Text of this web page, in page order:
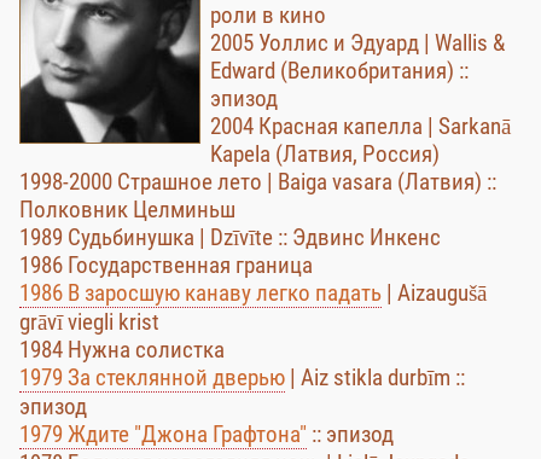
роли в кино
2005 Уоллис и Эдуард | Wallis &
Edward (Великобритания) ::
эпизод
2004 Красная капелла | Sarkanā
Kapela (Латвия, Россия)
1998-2000 Страшное лето | Baiga vasara (Латвия) ::
Полковник Целминьш
1989 Судьбинушка | Dzīvīte :: Эдвинс Инкенс
1986 Государственная граница
1986 В заросшую канаву легко падать | Aizaugušā
grāvī viegli krist
1984 Нужна солистка
1979 За стеклянной дверью | Aiz stikla durbīm ::
эпизод
1979 Ждите "Джона Графтона" :: эпизод